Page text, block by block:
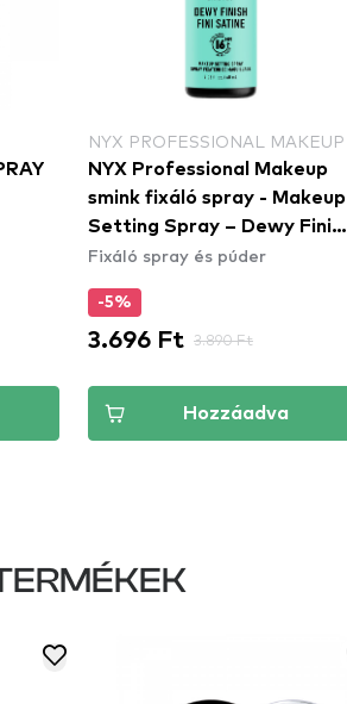
NYX PROFESSIONAL MAKEUP
NYX Professional Makeup
smink fixáló spray - Makeup
Setting Spray – Dewy Finish
(MSS02)
Fixáló spray és púder
-5%
3.696 Ft 3.890 Ft
Hozzáadva